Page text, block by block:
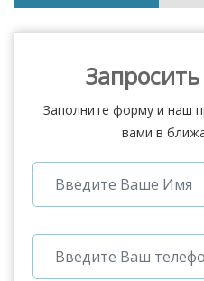
Заполните форму и наш
вами в